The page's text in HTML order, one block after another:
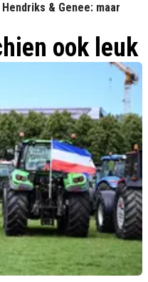
& Genee: maar
ook leuk